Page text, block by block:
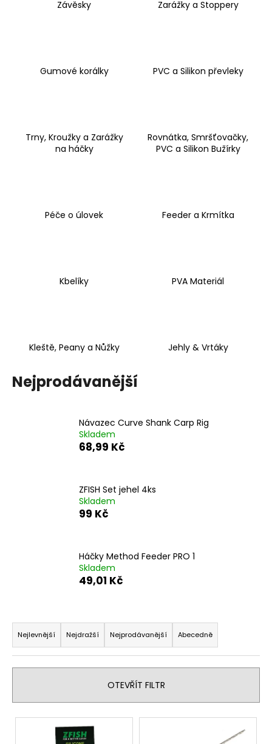
Závěsky Zarážky a Stoppery
Gumové korálky PVC a Silikon převleky
Trny, Kroužky a Zarážky
na háčky
Rovnátka, Smršťovačky,
PVC a Silikon Bužírky
Péče o úlovek Feeder a Krmítka
Kbelíky PVA Materiál
Kleště, Peany a Nůžky Jehly & Vrtáky
Nejprodávanější
Návazec Curve Shank Carp Rig
Skladem
68,99 Kč
ZFISH Set jehel 4ks
Skladem
99 Kč
Háčky Method Feeder PRO 1
Skladem
49,01 Kč
Ř
a
z
e
í
p
Nejlevnější Nejdražší Nejprodávanější Abecedně
OTEVŘÍT FILTR
V
HLEDAT
HORIZONT